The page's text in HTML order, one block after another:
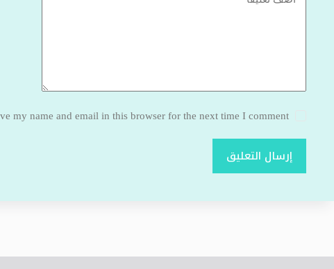
my name and email in this browser for the next time I comment.
إرسال التعليق